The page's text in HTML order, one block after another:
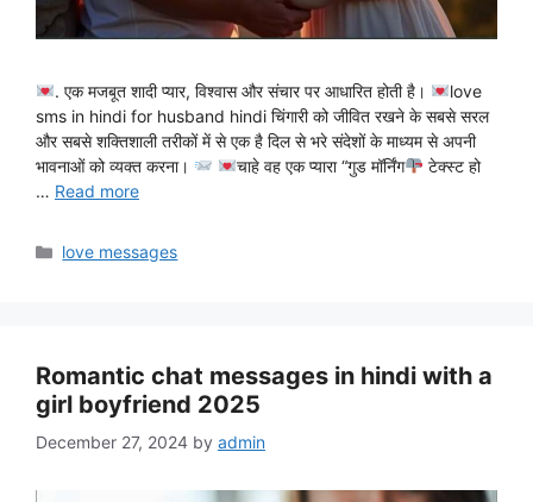
. एक मजबूत शादी प्यार, विश्वास और संचार पर आधारित होती है।
love
sms in hindi for husband hindi चिंगारी को जीवित रखने के सबसे सरल
और सबसे शक्तिशाली तरीकों में से एक है दिल से भरे संदेशों के माध्यम से अपनी
भावनाओं को व्यक्त करना।
चाहे वह एक प्यारा “गुड मॉर्निंग
टेक्स्ट हो
… Read more
Categories
love messages
Romantic chat messages in hindi with a
girl boyfriend 2025
December 27, 2024 by admin